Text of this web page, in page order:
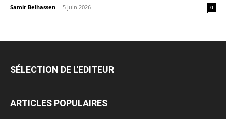
Samir Belhassen - 5 juin 2026 0
SÉLECTION DE L'EDITEUR
ARTICLES POPULAIRES